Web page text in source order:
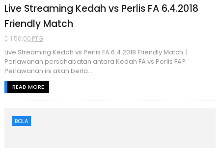
Live Streaming Kedah vs Perlis FA 6.4.2018
Friendly Match
1:50:00 PTG
Live Streaming Kedah vs Perlis FA 6.4.2018 Friendly Match |
Perlawanan persahabatan antara Kedah FA vs Perlis FA?
Perlawanan ini akan berla...
READ MORE
BOLA